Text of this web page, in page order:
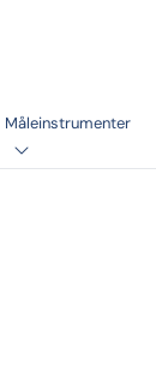
Måleinstrumenter